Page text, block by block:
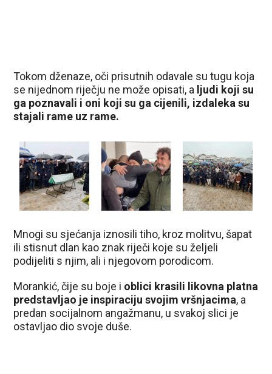
Tokom dženaze, oči prisutnih odavale su tugu koja
se nijednom riječju ne može opisati, a ljudi koji su
ga poznavali i oni koji su ga cijenili, izdaleka su
stajali rame uz rame.
Mnogi su sjećanja iznosili tiho, kroz molitvu, šapat
ili stisnut dlan kao znak riječi koje su željeli
podijeliti s njim, ali i njegovom porodicom.
Morankić, čije su boje i oblici krasili likovna platna
predstavljao je inspiraciju svojim vršnjacima, a
predan socijalnom angažmanu, u svakoj slici je
ostavljao dio svoje duše.